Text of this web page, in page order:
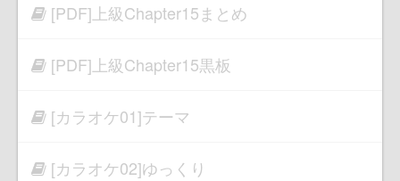
[PDF]上級Chapter15まとめ
[PDF]上級Chapter15黒板
[カラオケ01]テーマ
[カラオケ02]ゆっくり